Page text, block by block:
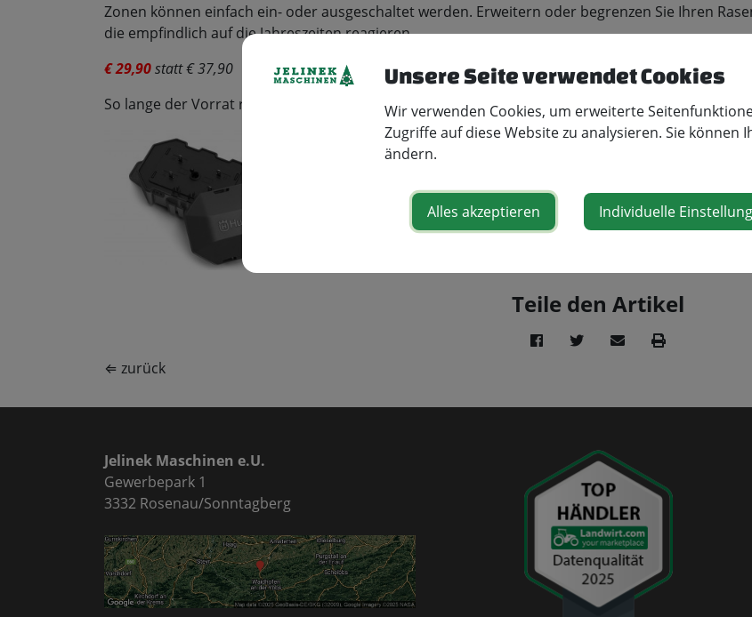
Zonen können einfach ein- oder ausgeschaltet werden. Erweitern oder begrenzen Sie Ihren
die empfindlich auf die Jahreszeiten reagieren.
€ 29,90statt € 37,90
So lange der Vorrat reicht!
Teile den Artikel
⇐ zurück
Jelinek Maschinen e.U.
Gewerbepark 1
3332 Rosenau/Sonntagberg
Unsere Seite verwendet Cookies
Wir verwenden Cookies, um erweiterte
Zugriffe auf diese Website zu analysieren. Sie können
ändern.
Alles akzeptieren Individuelle